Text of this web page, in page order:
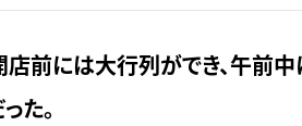
前には大行列ができ、午前中
た。